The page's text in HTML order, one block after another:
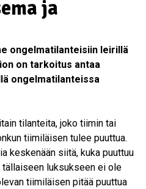
ja
ongelmatilanteisiin leirillä
on tarkoitus antaa
ongelmatilanteissa
tilanteita, joko tiimin tai
tiimiläisen tulee puuttua.
keskenään siitä, kuka puuttuu
luksukseen ei ole
tiimiläisen pitää puuttua